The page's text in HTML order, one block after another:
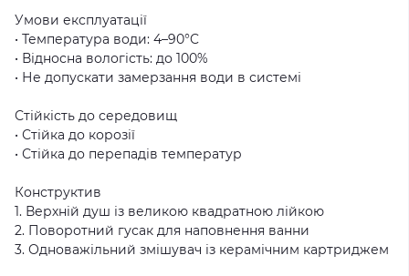
Умови експлуатації
• Температура води: 4–90°C
• Відносна вологість: до 100%
• Не допускати замерзання води в системі
Стійкість до середовищ
• Стійка до корозії
• Стійка до перепадів температур
Конструктив
1. Верхній душ із великою квадратною лійкою
2. Поворотний гусак для наповнення ванни
3. Одноважільний змішувач із керамічним картриджем